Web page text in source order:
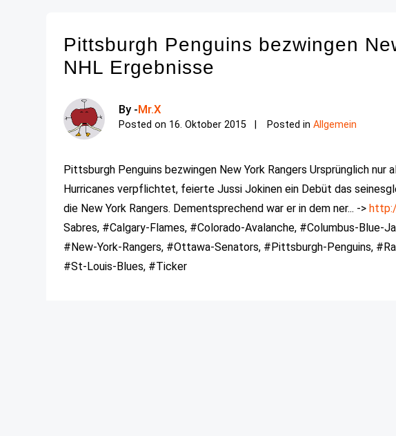
Pittsburgh Penguins bezwingen
NHL Ergebnisse
By -Mr.X
Posted on 16. Oktober 2015 Posted inAllgemein
Pittsburgh Penguins bezwingen New York Rangers Ursprünglich
Hurricanes verpflichtet, feierte Jussi Jokinen ein Debüt das
die New York Rangers. Dementsprechend war er in dem ner... ->
Sabres, #Calgary-Flames, #Colorado-Avalanche, #Columbus-
#New-York-Rangers, #Ottawa-Senators, #Pittsburgh-Penguins,
#St-Louis-Blues, #Ticker